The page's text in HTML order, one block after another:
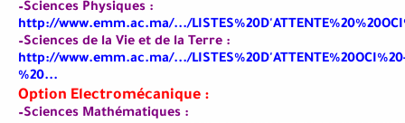
–Sciences Physiques :
http://www.emm.ac.ma/.../
–Sciences de la Vie et de la Terre :
http://www.emm.ac.ma/.../
%20...
Option Electromécanique :
–Sciences Mathématiques :